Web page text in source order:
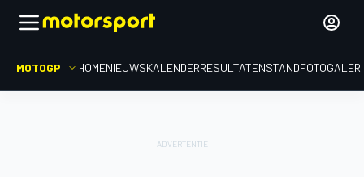
MOTOGP HOMENIEUWSKALENDERRESULTATENSTAND